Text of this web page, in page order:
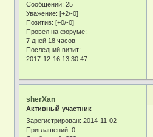
Сообщений: 25
Уважение: [+2/-0]
Позитив: [+0/-0]
Провел на форуме:
7 дней 18 часов
Последний визит:
2017-12-16 13:30:47
sherXan
Активный участник
Зарегистрирован: 2014-11-02
Приглашений: 0